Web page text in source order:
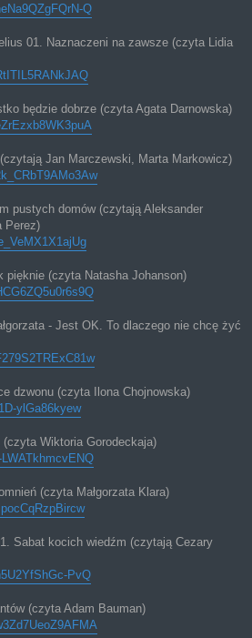
Q
01. Naznaczeni na zawsze (czyta Lidia
będzie dobrze (czyta Agata Darnowska)
Jan Marczewski, Marta Markowicz)
pustych domów (czytają Aleksander
Perez)
pięknie (czyta Natasha Johanson)
- Jest OK. To dlaczego nie chcę żyć
dzwonu (czyta Ilona Chojnowska)
ylGa86kyew
(czyta Wiktoria Gorodeckaja)
(czyta Małgorzata Klara)
Sabat kocich wiedźm (czytają Cezary
PvQ
(czyta Adam Bauman)